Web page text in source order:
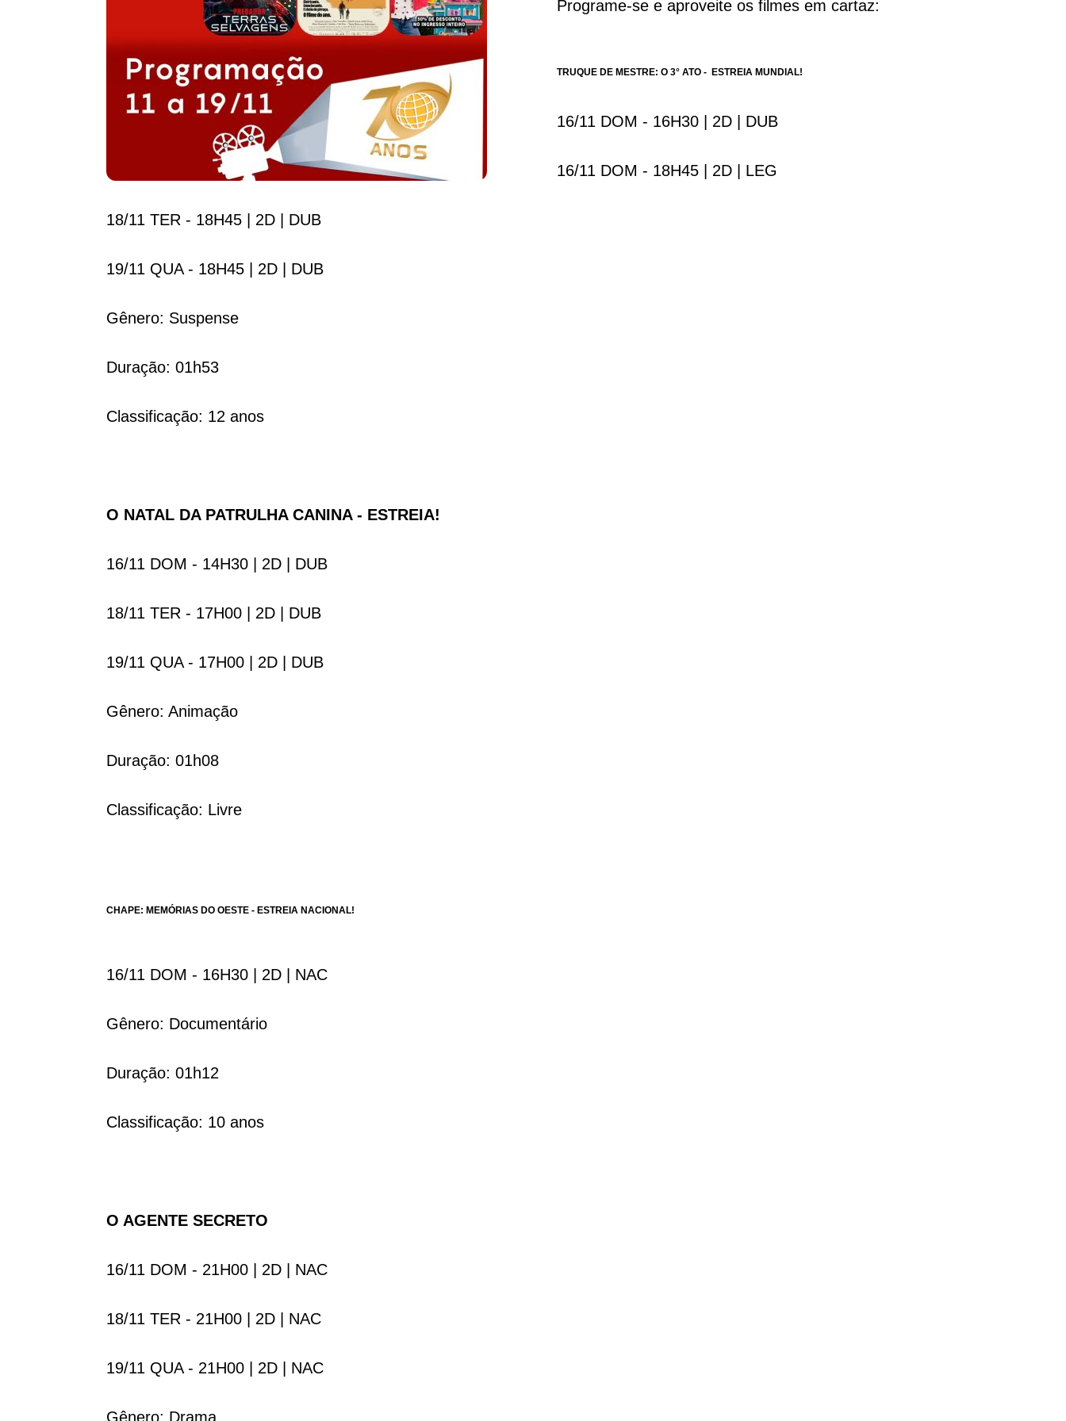
Programe-se e aproveite os filmes em cartaz:
TRUQUE DE MESTRE: O 3° ATO - ESTREIA MUNDIAL!
16/11 DOM - 16H30 | 2D | DUB
16/11 DOM - 18H45 | 2D | LEG
18/11 TER - 18H45 | 2D | DUB
19/11 QUA - 18H45 | 2D | DUB
Gênero: Suspense
Duração: 01h53
Classificação: 12 anos
O NATAL DA PATRULHA CANINA - ESTREIA!
16/11 DOM - 14H30 | 2D | DUB
18/11 TER - 17H00 | 2D | DUB
19/11 QUA - 17H00 | 2D | DUB
Gênero: Animação
Duração: 01h08
Classificação: Livre
CHAPE: MEMÓRIAS DO OESTE - ESTREIA NACIONAL!
16/11 DOM - 16H30 | 2D | NAC
Gênero: Documentário
Duração: 01h12
Classificação: 10 anos
O AGENTE SECRETO
16/11 DOM - 21H00 | 2D | NAC
18/11 TER - 21H00 | 2D | NAC
19/11 QUA - 21H00 | 2D | NAC
Gênero: Drama